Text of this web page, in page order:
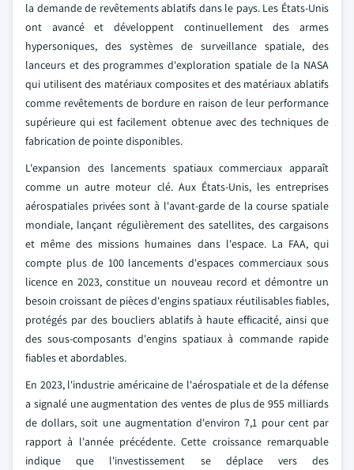
la demande de revêtements ablatifs dans le pays. Les États-Unis
ont avancé et développent continuellement des armes
hypersoniques, des systèmes de surveillance spatiale, des
lanceurs et des programmes d'exploration spatiale de la NASA
qui utilisent des matériaux composites et des matériaux ablatifs
comme revêtements de bordure en raison de leur performance
supérieure qui est facilement obtenue avec des techniques de
fabrication de pointe disponibles.
L'expansion des lancements spatiaux commerciaux apparaît
comme un autre moteur clé. Aux États-Unis, les entreprises
aérospatiales privées sont à l'avant-garde de la course spatiale
mondiale, lançant régulièrement des satellites, des cargaisons
et même des missions humaines dans l'espace. La FAA, qui
compte plus de 100 lancements d'espaces commerciaux sous
licence en 2023, constitue un nouveau record et démontre un
besoin croissant de pièces d'engins spatiaux réutilisables fiables,
protégés par des boucliers ablatifs à haute efficacité, ainsi que
des sous-composants d'engins spatiaux à commande rapide
fiables et abordables.
En 2023, l'industrie américaine de l'aérospatiale et de la défense
a signalé une augmentation des ventes de plus de 955 milliards
de dollars, soit une augmentation d'environ 7,1 pour cent par
rapport à l'année précédente. Cette croissance remarquable
indique que l'investissement se déplace vers des